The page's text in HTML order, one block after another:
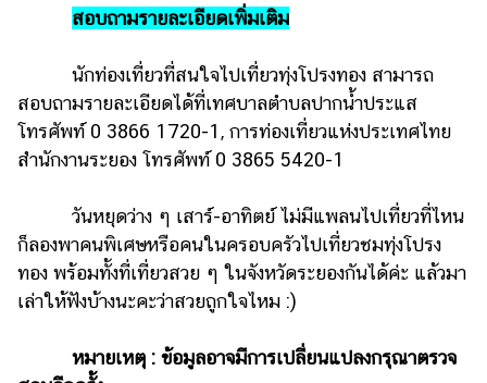
สอบถามรายละเอียดเพิ่มเติม
นักท่องเที่ยวที่สนใจไปเที่ยวทุ่งโปรงทอง สามารถ
สอบถามรายละเอียดได้ที่เทศบาลตำบลปากน้ำประแส
โทรศัพท์ 0 3866 1720-1, การท่องเที่ยวแห่งประเทศไทย
สำนักงานระยอง โทรศัพท์ 0 3865 5420-1
วันหยุดว่าง ๆ เสาร์-อาทิตย์ ไม่มีแพลนไปเที่ยวที่ไหน
ก็ลองพาคนพิเศษหรือคนในครอบครัวไปเที่ยวชมทุ่งโปรง
ทอง พร้อมทั้งที่เที่ยวสวย ๆ ในจังหวัดระยองกันได้ค่ะ แล้วมา
เล่าให้ฟังบ้างนะคะว่าสวยถูกใจไหม :)
หมายเหตุ : ข้อมูลอาจมีการเปลี่ยนแปลงกรุณาตรวจ